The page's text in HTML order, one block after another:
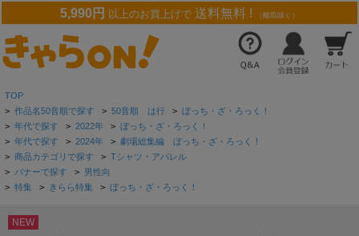
5,990円 以上のお買上げで 送料無料 ! （離島除く）
TOP
> 作品名50音順で探す > 50音順 は行 > ぼっち・ざ・ろっく！
> 年代で探す > 2022年 > ぼっち・ざ・ろっく！
> 年代で探す > 2024年 > 劇場総集編 ぼっち・ざ・ろっく！
> 商品カテゴリで探す > Tシャツ・アパレル
> バナーで探す > 男性向
> 特集 > きらら特集 > ぼっち・ざ・ろっく！
NEW